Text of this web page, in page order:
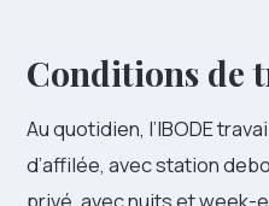
Conditions de
Au quotidien, l’IBODE
d’affilée, avec station
privé, avec nuits et week-